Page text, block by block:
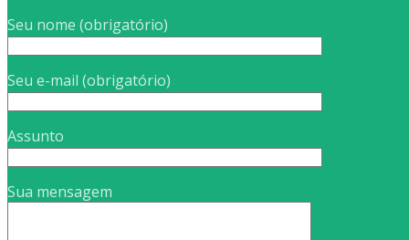
Seu nome (obrigatório)
Seu e-mail (obrigatório)
Assunto
Sua mensagem